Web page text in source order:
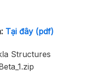
Tại đây (pdf)
Structures